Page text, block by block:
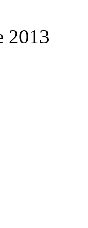
2013